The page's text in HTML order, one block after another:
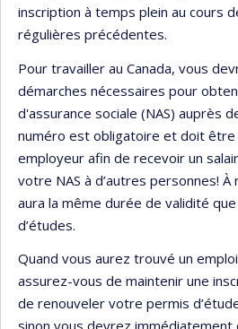
inscription à temps plein au cours
régulières précédentes.
Pour travailler au Canada, vous
démarches nécessaires pour
d'assurance sociale (NAS) auprès
numéro est obligatoire et doit être
employeur afin de recevoir un
votre NAS à d’autres personnes!
aura la même durée de validité
d’études.
Quand vous aurez trouvé un
assurez-vous de maintenir une
de renouveler votre permis